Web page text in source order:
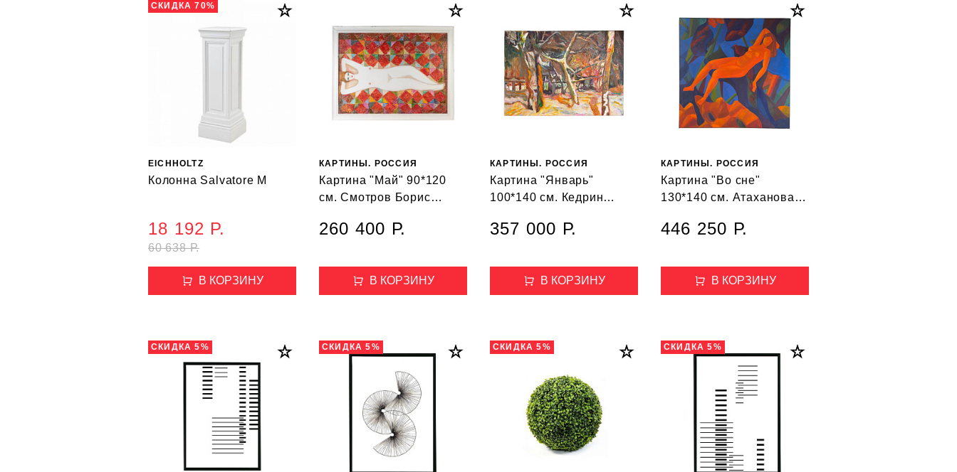
СКИДКА 70%
EICHHOLTZ
Колонна Salvatore M
60 638 Р.
18 192 Р.
В КОРЗИНУ
КАРТИНЫ. РОССИЯ
Картина "Май" 90*120
см. Смотров Борис
260 400 Р.
В КОРЗИНУ
КАРТИНЫ. РОССИЯ
Картина "Январь"
100*140 см. Кедрин
357 000 Р.
В КОРЗИНУ
КАРТИНЫ. РОССИЯ
Картина "Во сне"
130*140 см. Атаханова
446 250 Р.
В КОРЗИНУ
СКИДКА 5% СКИДКА 5% СКИДКА 5% СКИДКА 5%